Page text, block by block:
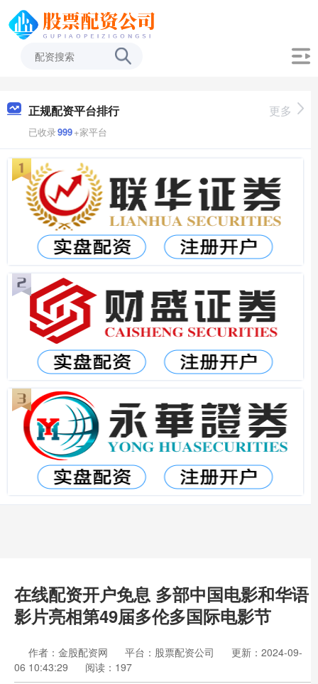
正规配资平台排行
已收录999+家平台
更多
在线配资开户免息 多部中国电影和华语
影片亮相第49届多伦多国际电影节
作者：金股配资网 平台：股票配资公司
更新：2024-09-
06 10:43:29
阅读：197